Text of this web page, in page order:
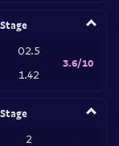
O2.5
1.42
3.6/10
2